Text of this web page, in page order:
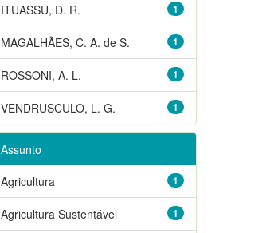
1
ITUASSU, D. R.
1
MAGALHÃES, C. A. de S.
1
ROSSONI, A. L.
1
VENDRUSCULO, L. G.
Assunto
1
Agricultura
1
Agricultura Sustentável